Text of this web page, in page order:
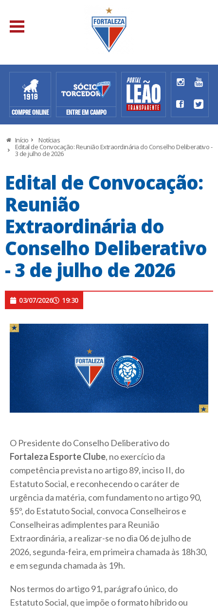
COMPRE ONLINE ENTRE EM CAMPO
Início Notícias
Edital de Convocação: Reunião Extraordinária do Conselho Deliberativo -
3 de julho de 2026
Edital de Convocação:
Reunião
Extraordinária do
Conselho Deliberativo
- 3 de julho de 2026
03/07/2026 19:30
O Presidente do Conselho Deliberativo do
Fortaleza Esporte Clube, no exercício da
competência prevista no artigo 89, inciso II, do
Estatuto Social, e reconhecendo o caráter de
urgência da matéria, com fundamento no artigo 90,
§5º, do Estatuto Social, convoca Conselheiros e
Conselheiras adimplentes para Reunião
Extraordinária, a realizar-se no dia 06 de julho de
2026, segunda-feira, em primeira chamada às 18h30,
e em segunda chamada às 19h.
Nos termos do artigo 91, parágrafo único, do
Estatuto Social, que impõe o formato híbrido ou